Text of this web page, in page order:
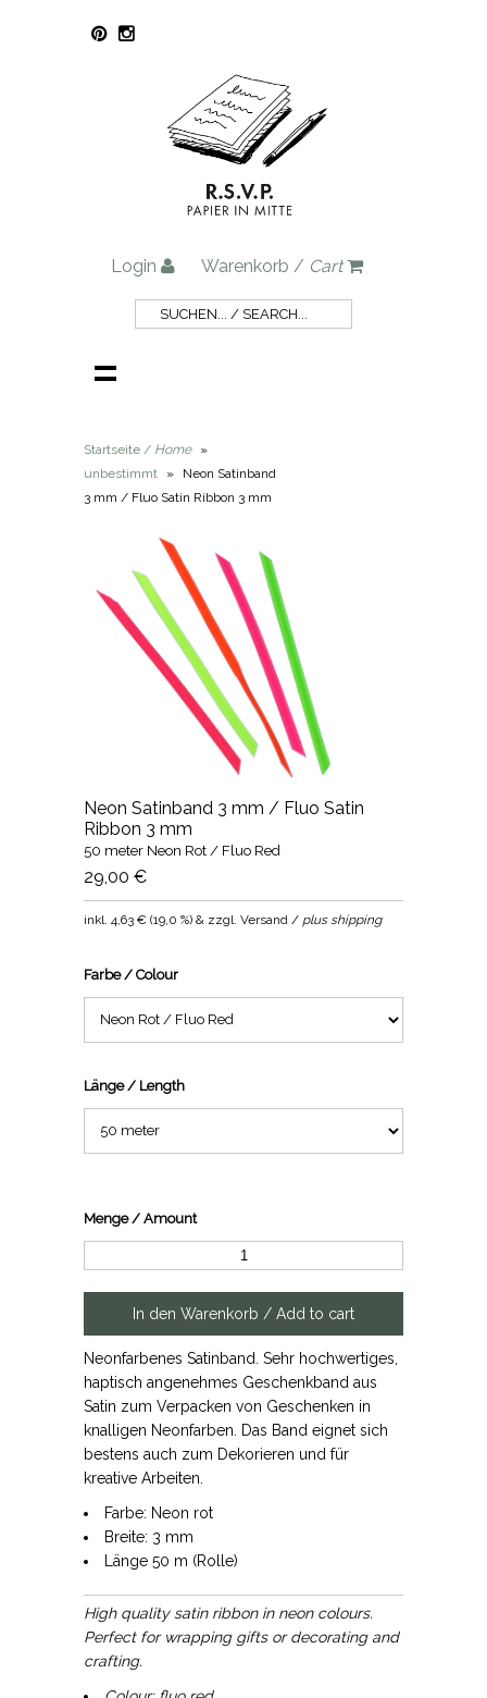
Login Warenkorb / Cart
Startseite / Home
»
unbestimmt
»
Neon Satinband
3 mm / Fluo Satin Ribbon 3 mm
Neon Satinband 3 mm / Fluo Satin
Ribbon 3 mm
50 meter Neon Rot / Fluo Red
29,00 €
inkl.4,63 € (19,0 %) & zzgl. Versand / plus shipping
Farbe / Colour
Länge / Length
Menge / Amount
Neonfarbenes Satinband. Sehr hochwertiges,
haptisch angenehmes Geschenkband aus
Satin zum Verpacken von Geschenken in
knalligen Neonfarben. Das Band eignet sich
bestens auch zum Dekorieren und für
kreative Arbeiten.
Farbe: Neon rot
Breite: 3 mm
Länge 50 m (Rolle)
High quality satin ribbon in neon colours.
Perfect for wrapping gifts or decorating and
crafting.